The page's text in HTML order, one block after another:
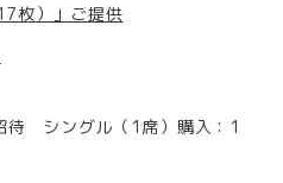
枚）」ご提供
待 シングル（1席）購入：1